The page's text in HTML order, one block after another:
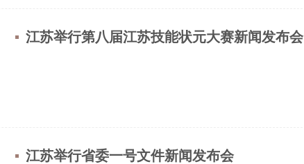
江苏举行第八届江苏技能状元大赛新闻发布会
江苏举行省委一号文件新闻发布会